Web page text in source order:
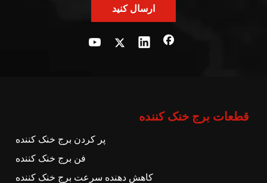
ارسال کنید
قطعات برج خنک کننده
پر کردن برج خنک کننده
فن برج خنک کننده
کاهش دهنده سرعت برج خنک کننده